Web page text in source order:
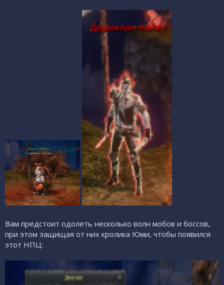
Вам предстоит одолеть несколько волн мобов и боссов,
при этом защищая от них кролика Юми, чтобы появился
этот НПЦ: